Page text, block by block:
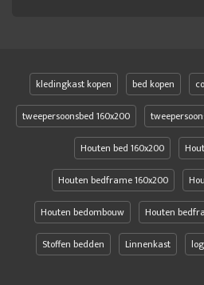
kledingkast kopen bed kopen
tweepersoonsbed 160x200
Houten bed 160x200
Houten bedframe 160x200
Houten bedombouw
Houten
Stoffen bedden
Linnenkast